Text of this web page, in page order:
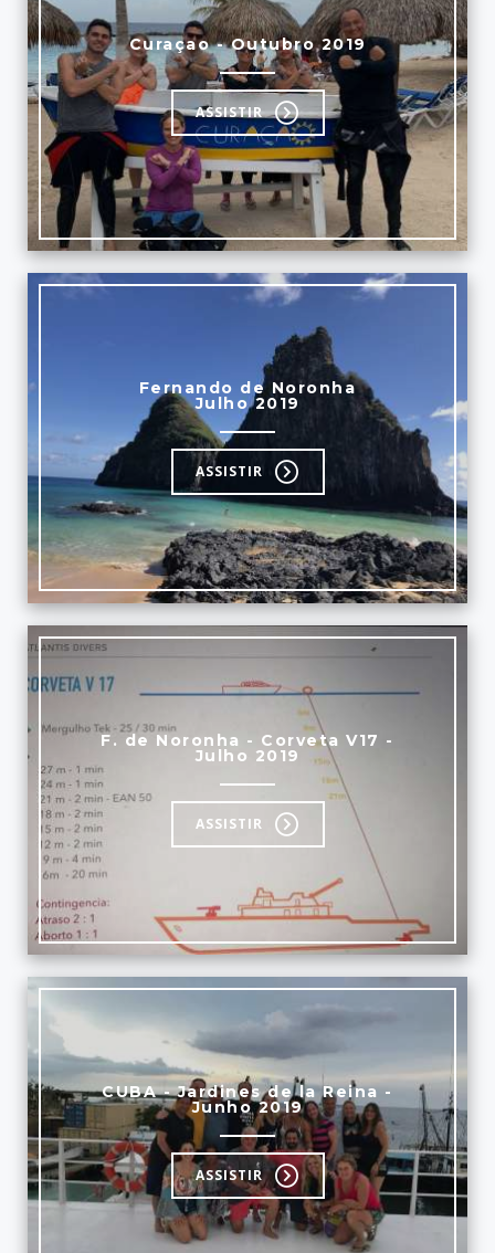
Curaçao - Outubro 2019
ASSISTIR
Fernando de Noronha
Julho 2019
ASSISTIR
F. de Noronha - Corveta V17 -
Julho 2019
ASSISTIR
CUBA - Jardines de la Reina -
Junho 2019
ASSISTIR